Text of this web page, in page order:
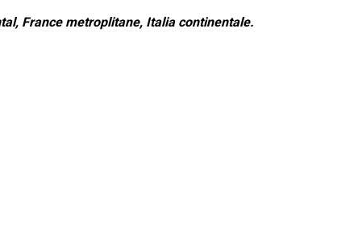
France metroplitane, Italia continentale.